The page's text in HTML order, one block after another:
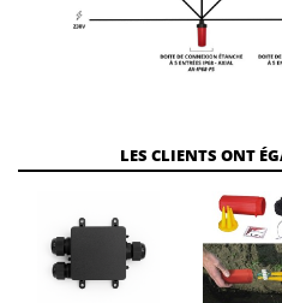
LES CLIENTS ONT